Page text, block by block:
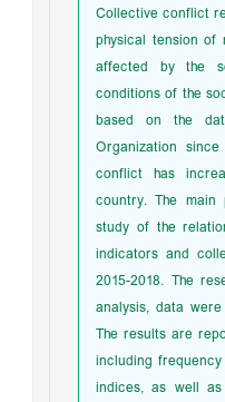
Collective conflict
physical tension
affected by the
conditions of the
based on the
Organization
conflict has
country. The
study of the
indicators and
2015-2018. The
analysis, data
The results are
including
indices, as well